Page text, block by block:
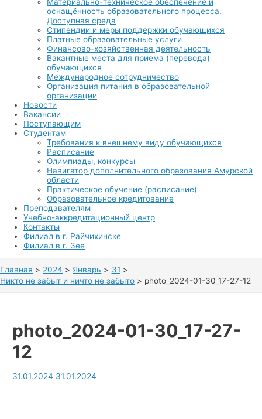
Материально-техническое обеспечение и
оснащённость образовательного процесса.
Доступная среда
Стипендии и меры поддержки обучающихся
Платные образовательные услуги
Финансово-хозяйственная деятельность
Вакантные места для приема (перевода)
обучающихся
Международное сотрудничество
Организация питания в образовательной
организации
Новости
Вакансии
Поступающим
Студентам
Требования к внешнему виду обучающихся
Расписание
Олимпиады, конкурсы
Навигатор дополнительного образования Амурской
области
Практическое обучение (расписание)
Образовательное кредитование
Преподавателям
Учебно-аккредитационный центр
Контакты
Филиал в г. Райчихинске
Филиал в г. Зее
Главная 2024 Январь
31
Никто не забыт и ничто не забыто
photo_2024-01-30_17-27-12
photo_2024-01-30_17-27-
12
31.01.2024 31.01.2024